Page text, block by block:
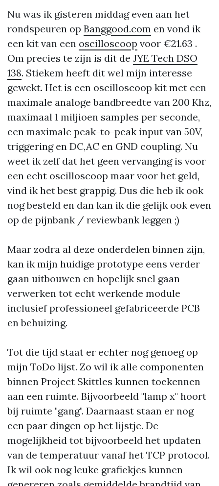
Nu was ik gisteren middag even aan het
rondspeuren op Banggood.com en vond ik
een kit van een oscilloscoop voor €21.63 .
Om precies te zijn is dit de JYE Tech DSO
138. Stiekem heeft dit wel mijn interesse
gewekt. Het is een oscilloscoop kit met een
maximale analoge bandbreedte van 200 Khz,
maximaal 1 miljioen samples per seconde,
een maximale peak-to-peak input van 50V,
triggering en DC,AC en GND coupling. Nu
weet ik zelf dat het geen vervanging is voor
een echt oscilloscoop maar voor het geld,
vind ik het best grappig. Dus die heb ik ook
nog besteld en dan kan ik die gelijk ook even
op de pijnbank / reviewbank leggen ;)
Maar zodra al deze onderdelen binnen zijn,
kan ik mijn huidige prototype eens verder
gaan uitbouwen en hopelijk snel gaan
verwerken tot echt werkende module
inclusief professioneel gefabriceerde PCB
en behuizing.
Tot die tijd staat er echter nog genoeg op
mijn ToDo lijst. Zo wil ik alle componenten
binnen Project Skittles kunnen toekennen
aan een ruimte. Bijvoorbeeld "lamp x" hoort
bij ruimte "gang". Daarnaast staan er nog
een paar dingen op het lijstje. De
mogelijkheid tot bijvoorbeeld het updaten
van de temperatuur vanaf het TCP protocol.
Ik wil ook nog leuke grafiekjes kunnen